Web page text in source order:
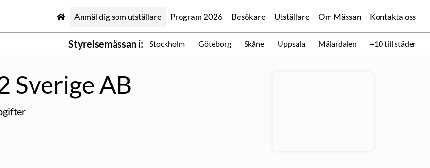
Anmäl dig som utställare Program 2026 Besökare Utställare Om Mässan Kontakta oss
Styrelsemässan i: Stockholm Göteborg Skåne Uppsala Mälardalen +10 till städer
Sverige AB